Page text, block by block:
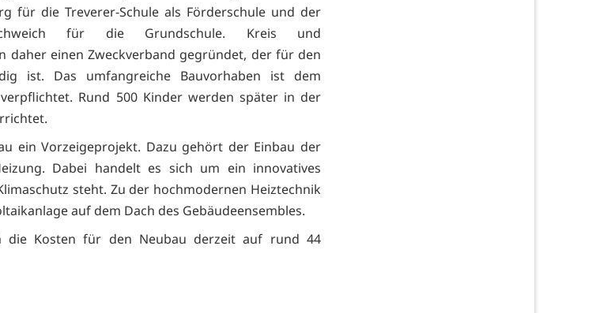
für die Treverer-Schule als Förderschule und der
Schweich für die Grundschule. Kreis und
daher einen Zweckverband gegründet, der für den
ist. Das umfangreiche Bauvorhaben ist dem
Rund 500 Kinder werden später in der
ein Vorzeigeprojekt. Dazu gehört der Einbau der
Dabei handelt es sich um ein innovatives
steht. Zu der hochmodernen Heiztechnik
auf dem Dach des Gebäudeensembles.
die Kosten für den Neubau derzeit auf rund 44